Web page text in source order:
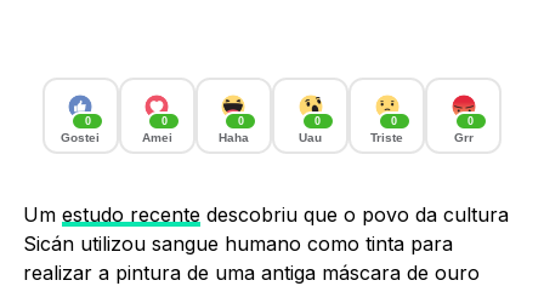
0
Gostei
0
Amei
0
Haha
0
Uau
0
Triste
0
Grr
Um estudo recentedescobriu que o povo da cultura
Sicán utilizou sangue humano como tinta para
realizar a pintura de uma antiga máscara de ouro